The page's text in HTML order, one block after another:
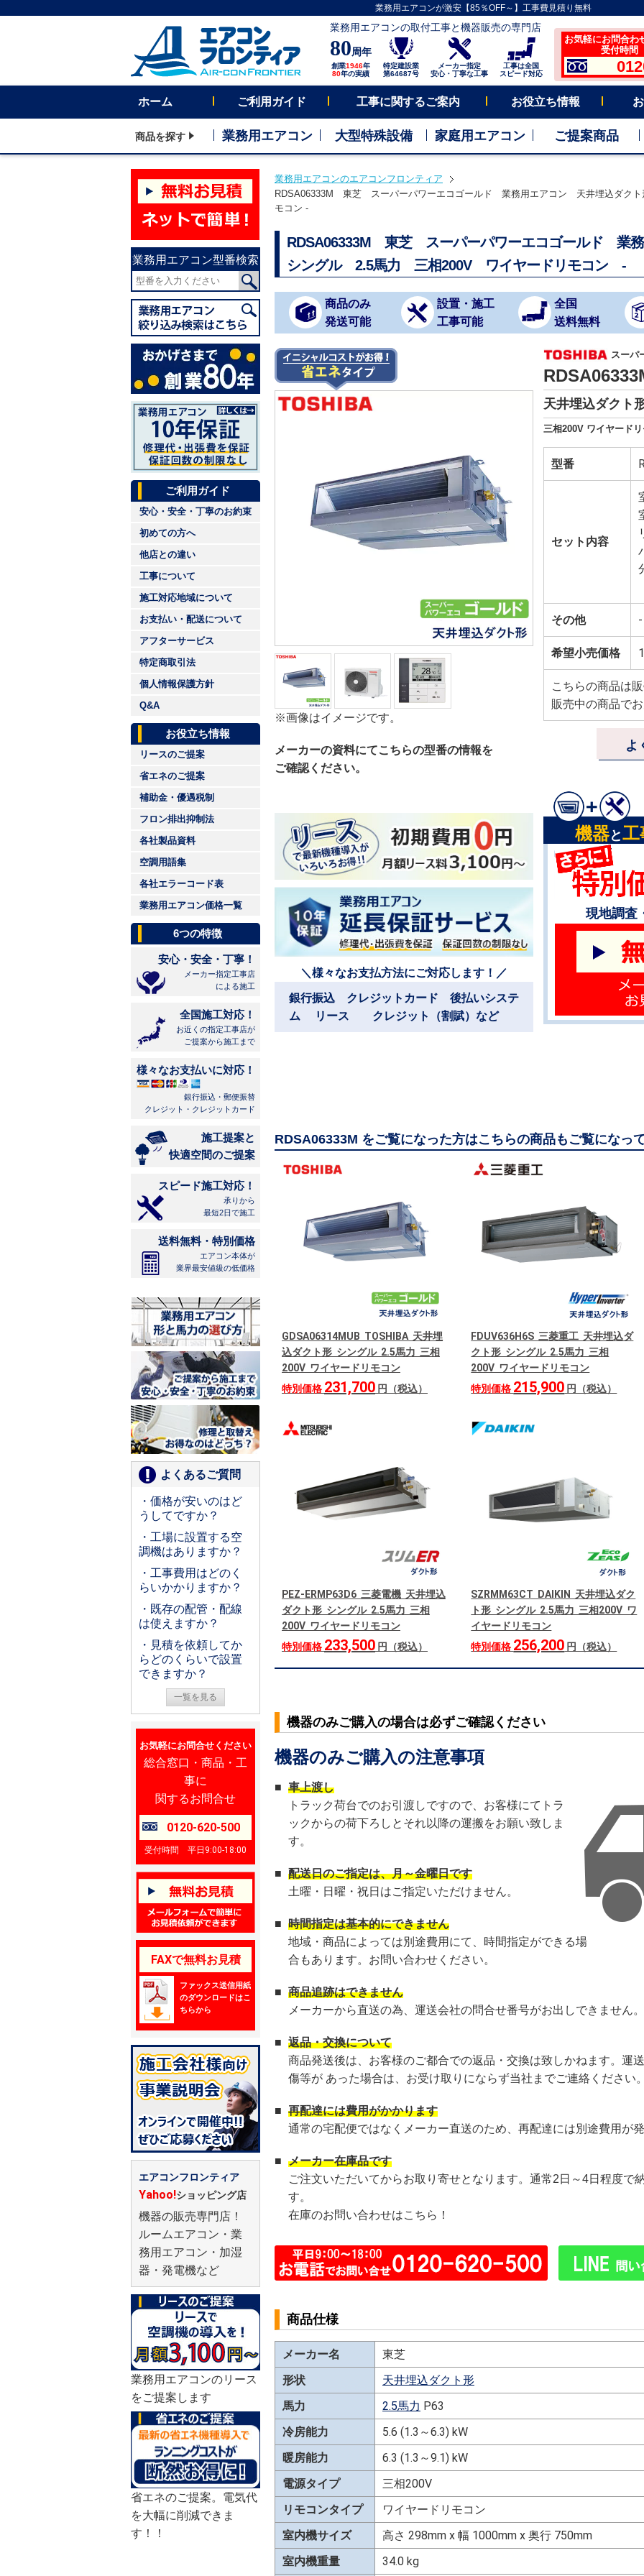
業務用エアコンが激安【85％OFF～】工事費見積り無料
業務用エアコンの取付工事と機器販売の専門店
80周年
創業1946年
80年の実績
特定建設業
第64687号
メーカー指定
安心・丁寧な工事
工事は全国
スピード対応
お気軽にお問合わ
受付時間
ホーム ご利用ガイド 工事に関するご案内 お役立ち情報
商品を探す 業務用エアコン 大型特殊設備 家庭用エアコン ご提案商品
業務用エアコン型番検索
ご利用ガイド
安心・安全・丁寧のお約束
初めての方へ
他店との違い
工事について
施工対応地域について
お支払い・配送について
アフターサービス
特定商取引法
個人情報保護方針
Q&A
お役立ち情報
リースのご提案
省エネのご提案
補助金・優遇税制
フロン排出抑制法
各社製品資料
空調用語集
各社エラーコード表
業務用エアコン価格一覧
6つの特徴
安心・安全・丁寧！
メーカー指定工事店
による施工
全国施工対応！
お近くの指定工事店が
ご提案から施工まで
様々なお支払いに対応！
銀行振込・郵便振替
クレジット・クレジットカード
施工提案と
快適空間のご提案
スピード施工対応！
承りから
最短2日で施工
送料無料・特別価格
エアコン本体が
業界最安値級の低価格
よくあるご質問
・価格が安いのはど
うしてですか？
・工場に設置する空
調機はありますか？
・工事費用はどのく
らいかかりますか？
・既存の配管・配線
は使えますか？
・見積を依頼してか
らどのくらいで設置
できますか？
一覧を見る
お気軽にお問合せください
総合窓口・商品・工
事に
関するお問合せ
0120-620-500
受付時間 平日9:00-18:00
FAXで無料お見積
ファックス送信用紙
のダウンロードはこ
ちらから
エアコンフロンティア
Yahoo!ショッピング店
機器の販売専門店！
ルームエアコン・業
務用エアコン・加湿
器・発電機など
業務用エアコンのリース
をご提案します
省エネのご提案。電気代
を大幅に削減できま
す！！
業務用エアコンのエアコンフロンティア
RDSA06333M 東芝 スーパーパワーエコゴールド 業務用エアコン 天井埋込ダク
モコン -
RDSA06333M 東芝 スーパーパワーエコゴールド 業
シングル 2.5馬力 三相200V ワイヤードリモコン -
商品のみ
発送可能
設置・施工
工事可能
全国
送料無料
※画像はイメージです。
メーカーの資料にてこちらの型番の情報を
ご確認ください。
スーパ
天井埋込ダクト
三相200V ワイヤード
型番
セット内容
その他 -
希望小売価格
こちらの商品は
販売中の商品で
よ
＼様々なお支払方法にご対応します！／
銀行振込 クレジットカード 後払いシステ
ム リース クレジット（割賦）など
機器と工
現地調査
RDSA06333M をご覧になった方はこちらの商品もご覧になっ
GDSA06314MUB TOSHIBA 天井埋
込ダクト形 シングル 2.5馬力 三相
200V ワイヤードリモコン
特別価格 231,700 円（税込）
FDUV636H6S 三菱重工 天井埋込ダ
クト形 シングル 2.5馬力 三相
200V ワイヤードリモコン
特別価格 215,900 円（税込）
PEZ-ERMP63D6 三菱電機 天井埋込
ダクト形 シングル 2.5馬力 三相
200V ワイヤードリモコン
特別価格 233,500 円（税込）
SZRMM63CT DAIKIN 天井埋込ダク
ト形 シングル 2.5馬力 三相200V ワ
イヤードリモコン
特別価格 256,200 円（税込）
機器のみご購入の場合は必ずご確認ください
機器のみご購入の注意事項
■ 車上渡し
トラック荷台でのお引渡しですので、お客様にてトラ
ックからの荷下ろしとそれ以降の運搬をお願い致しま
す。
■ 配送日のご指定は、月～金曜日です
土曜・日曜・祝日はご指定いただけません。
■ 時間指定は基本的にできません
地域・商品によっては別途費用にて、時間指定ができる場
合もあります。お問い合わせください。
■ 商品追跡はできません
メーカーから直送の為、運送会社の問合せ番号がお出しできません
■ 返品・交換について
商品発送後は、お客様のご都合での返品・交換は致しかねます。運
傷等が あった場合は、お受け取りにならず当社までご連絡ください
■ 再配達には費用がかかります
通常の宅配便ではなくメーカー直送のため、再配達には別途費用が
■ メーカー在庫品です
ご注文いただいてからお取り寄せとなります。通常2日～4日程度で
す。
在庫のお問い合わせはこちら！
商品仕様
メーカー名
東芝
形状
天井埋込ダクト形
馬力
2.5馬力 P63
冷房能力
5.6 (1.3～6.3) kW
暖房能力
6.3 (1.3～9.1) kW
電源タイプ
三相200V
リモコンタイプ
ワイヤードリモコン
室内機サイズ
高さ 298mm x 幅 1000mm x 奥行 750mm
室内機重量
34.0 kg